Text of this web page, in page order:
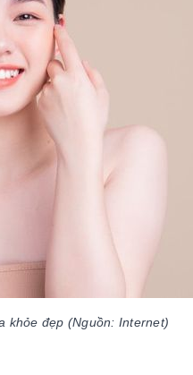
khỏe đẹp (Nguồn: Internet)